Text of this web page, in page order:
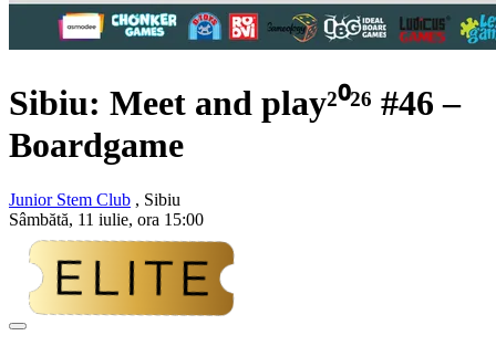
Sibiu: Meet and play²⁰²⁶ #46 –
Boardgame
Junior Stem Club , Sibiu
Sâmbătă, 11 iulie, ora 15:00
Adaugă